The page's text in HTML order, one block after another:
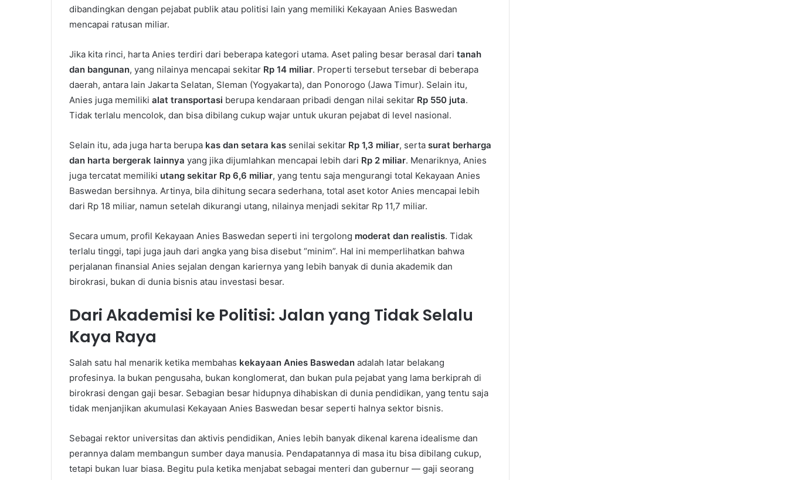
dibandingkan dengan pejabat publik atau politisi lain yang memiliki Kekayaan Anies Baswedan
mencapai ratusan miliar.
Jika kita rinci, harta Anies terdiri dari beberapa kategori utama. Aset paling besar berasal dari tanah
dan bangunan, yang nilainya mencapai sekitar Rp 14 miliar. Properti tersebut tersebar di beberapa
daerah, antara lain Jakarta Selatan, Sleman (Yogyakarta), dan Ponorogo (Jawa Timur). Selain itu,
Anies juga memiliki alat transportasi berupa kendaraan pribadi dengan nilai sekitar Rp 550 juta.
Tidak terlalu mencolok, dan bisa dibilang cukup wajar untuk ukuran pejabat di level nasional.
Selain itu, ada juga harta berupa kas dan setara kas senilai sekitar Rp 1,3 miliar, serta surat berharga
dan harta bergerak lainnya yang jika dijumlahkan mencapai lebih dari Rp 2 miliar. Menariknya, Anies
juga tercatat memiliki utang sekitar Rp 6,6 miliar, yang tentu saja mengurangi total Kekayaan Anies
Baswedan bersihnya. Artinya, bila dihitung secara sederhana, total aset kotor Anies mencapai lebih
dari Rp 18 miliar, namun setelah dikurangi utang, nilainya menjadi sekitar Rp 11,7 miliar.
Secara umum, profil Kekayaan Anies Baswedan seperti ini tergolong moderat dan realistis. Tidak
terlalu tinggi, tapi juga jauh dari angka yang bisa disebut “minim”. Hal ini memperlihatkan bahwa
perjalanan finansial Anies sejalan dengan kariernya yang lebih banyak di dunia akademik dan
birokrasi, bukan di dunia bisnis atau investasi besar.
Dari Akademisi ke Politisi: Jalan yang Tidak Selalu
Kaya Raya
Salah satu hal menarik ketika membahas kekayaan Anies Baswedan adalah latar belakang
profesinya. Ia bukan pengusaha, bukan konglomerat, dan bukan pula pejabat yang lama berkiprah di
birokrasi dengan gaji besar. Sebagian besar hidupnya dihabiskan di dunia pendidikan, yang tentu saja
tidak menjanjikan akumulasi Kekayaan Anies Baswedan besar seperti halnya sektor bisnis.
Sebagai rektor universitas dan aktivis pendidikan, Anies lebih banyak dikenal karena idealisme dan
perannya dalam membangun sumber daya manusia. Pendapatannya di masa itu bisa dibilang cukup,
tetapi bukan luar biasa. Begitu pula ketika menjabat sebagai menteri dan gubernur — gaji seorang